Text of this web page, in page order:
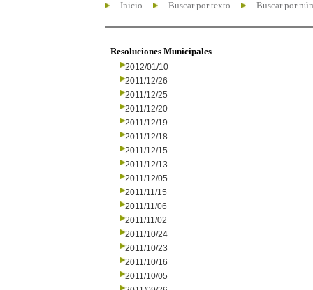
Inicio Buscar por texto Buscar por
Resoluciones Municipales
2012/01/10
2011/12/26
2011/12/25
2011/12/20
2011/12/19
2011/12/18
2011/12/15
2011/12/13
2011/12/05
2011/11/15
2011/11/06
2011/11/02
2011/10/24
2011/10/23
2011/10/16
2011/10/05